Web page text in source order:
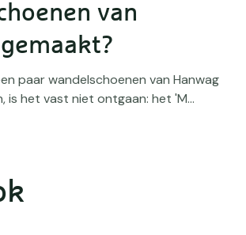
van
paar wandelschoenen van Hanwag
is het vast niet ontgaan: het 'M...